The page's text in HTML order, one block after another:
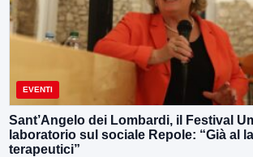
EVENTI
Sant’Angelo dei Lombardi, il Festival
laboratorio sul sociale Repole: “Già al
terapeutici”